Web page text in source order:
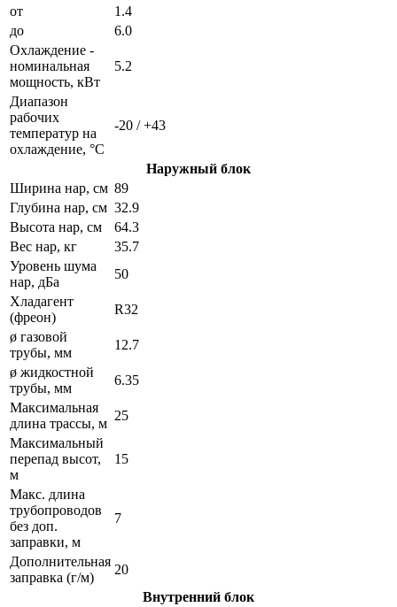
от
1.4
до
6.0
Охлаждение -
номинальная
мощность, кВт
5.2
Диапазон
рабочих
температур на
охлаждение, °C
-20 / +43
Наружный блок
Ширина нар, см 89
Глубина нар, см 32.9
Высота нар, см
64.3
Вес нар, кг
35.7
Уровень шума
нар, дБа
50
Хладагент
(фреон)
R32
ø газовой
трубы, мм
12.7
ø жидкостной
трубы, мм
6.35
Максимальная
длина трассы, м
25
Максимальный
перепад высот,
м
15
Макс. длина
трубопроводов
без доп.
заправки, м
7
Дополнительная
заправка (г/м)
20
Внутренний блок